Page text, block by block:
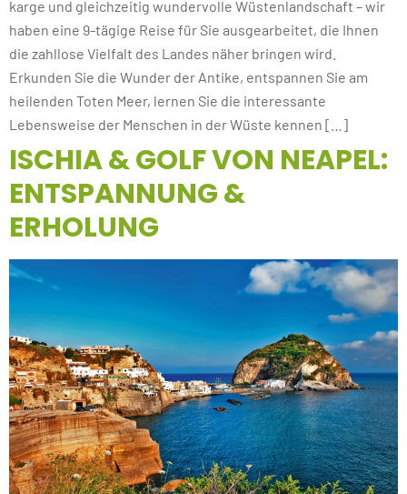
karge und gleichzeitig wundervolle Wüstenlandschaft – wir
haben eine 9-tägige Reise für Sie ausgearbeitet, die Ihnen
die zahllose Vielfalt des Landes näher bringen wird.
Erkunden Sie die Wunder der Antike, entspannen Sie am
heilenden Toten Meer, lernen Sie die interessante
Lebensweise der Menschen in der Wüste kennen […]
ISCHIA & GOLF VON NEAPEL:
ENTSPANNUNG &
ERHOLUNG